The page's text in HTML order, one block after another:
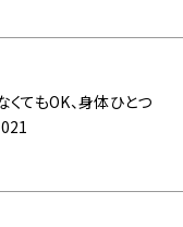
くてもOK、身体ひとつ